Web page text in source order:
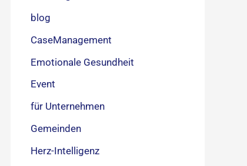
blog
CaseManagement
Emotionale Gesundheit
Event
für Unternehmen
Gemeinden
Herz-Intelligenz